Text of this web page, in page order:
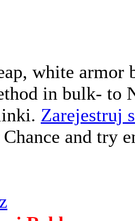
white armor
in bulk- to
Zarejestruj
and try